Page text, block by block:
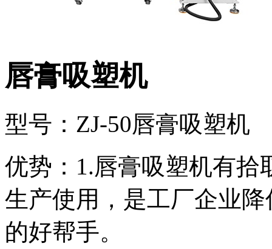
唇膏吸塑机
型号：ZJ-50唇膏吸塑机
优势：1.唇膏吸塑机有拾
生产使用，是工厂企业
的好帮手。